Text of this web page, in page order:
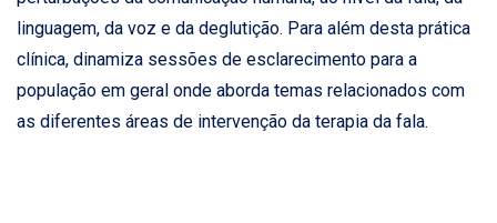
linguagem, da voz e da deglutição. Para além desta prática
clínica, dinamiza sessões de esclarecimento para a
população em geral onde aborda temas relacionados com
as diferentes áreas de intervenção da terapia da fala.